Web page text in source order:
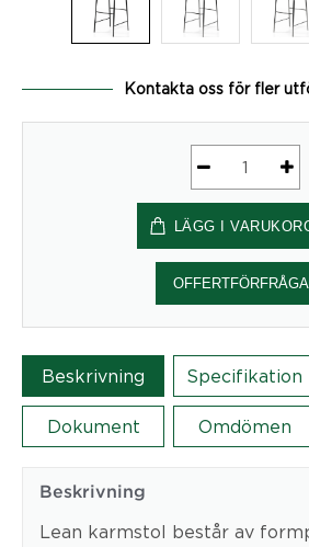
Kontakta oss för fler
Lean4
Bar
mängd
LÄGG I
Beskrivning Specifikation
Dokument Omdömen
Beskrivning
Lean karmstol består av